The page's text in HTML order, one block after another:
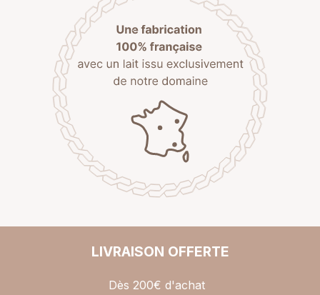
LIVRAISON OFFERTE
Dès 200€ d'achat